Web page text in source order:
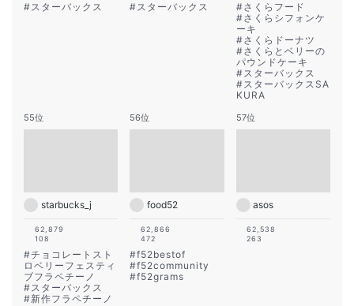
#スターバックス #スターバックス #さくらフード
#さくらシフォンケ
ーキ
#さくらドーナツ
#さくらとベリーの
パウンドケーキ
#スターバックス
#スターバックスSA
KURA
55位
starbucks_j
62,879
108
#チョコレートスト
ロベリーフェスティ
ブフラペチーノ
#スターバックス
#新作フラペチーノ
56位
food52
62,866
472
#f52bestof
#f52community
#f52grams
57位
asos
62,538
263